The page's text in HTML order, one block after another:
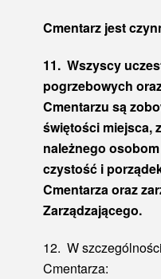
Cmentarz jest
11. Wszyscy
pogrzebowych
Cmentarzu są
świętości miejsca,
należnego
czystość i
Cmentarza oraz
Zarządzającego.
12. W
Cmentarza: